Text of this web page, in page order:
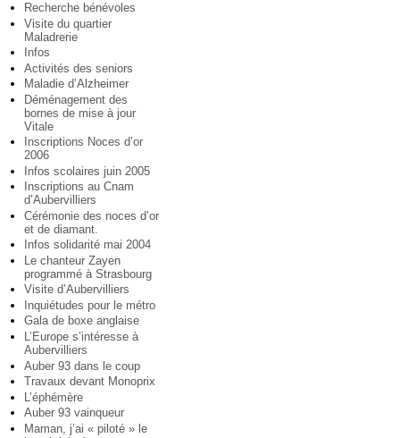
Recherche bénévoles
Visite du quartier
Maladrerie
Infos
Activités des seniors
Maladie d’Alzheimer
Déménagement des
bornes de mise à jour
Vitale
Inscriptions Noces d’or
2006
Infos scolaires juin 2005
Inscriptions au Cnam
d’Aubervilliers
Cérémonie des noces d’or
et de diamant.
Infos solidarité mai 2004
Le chanteur Zayen
programmé à Strasbourg
Visite d’Aubervilliers
Inquiétudes pour le métro
Gala de boxe anglaise
L’Europe s’intéresse à
Aubervilliers
Auber 93 dans le coup
Travaux devant Monoprix
L’éphémère
Auber 93 vainqueur
Maman, j’ai « piloté » le